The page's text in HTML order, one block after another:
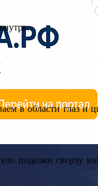
в области глаз
поделки сверху